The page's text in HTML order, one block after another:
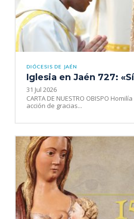
DIÓCESIS DE JAÉN
Iglesia en Jaén 727:
31 Jul 2026
CARTA DE NUESTRO OBISPO
acción de gracias...